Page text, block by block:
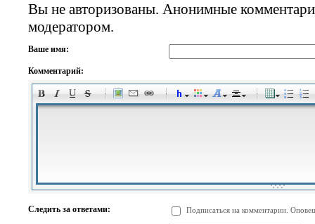
Вы не авторизованы. Анонимные
модератором.
Ваше имя:
Комментарий:
-
-
-
-
-
-
-
-
-
-
-
Следить за ответами: Подписаться на комментарии.